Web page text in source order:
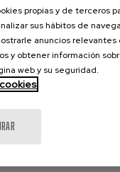
propias y de terceros
sus hábitos de
anuncios
y obtener información
web y su seguridad.